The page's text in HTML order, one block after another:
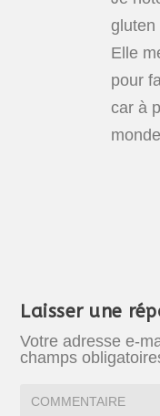
gluten
Elle
pour
car à
Laisser une
Votre adresse e-
champs